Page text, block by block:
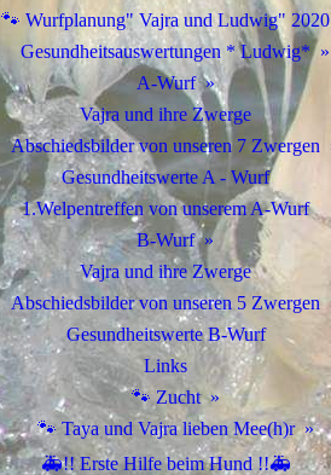
🐾 Wurfplanung" Vajra und Ludwig" 2020
Gesundheitsauswertungen * Ludwig*
A-Wurf
Vajra und ihre Zwerge
Abschiedsbilder von unseren 7 Zwergen
Gesundheitswerte A - Wurf
1.Welpentreffen von unserem A-Wurf
B-Wurf
Vajra und ihre Zwerge
Abschiedsbilder von unseren 5 Zwergen
Gesundheitswerte B-Wurf
Links
🐾 Zucht
🐾 Taya und Vajra lieben Mee(h)r
🚑!! Erste Hilfe beim Hund !!🚑